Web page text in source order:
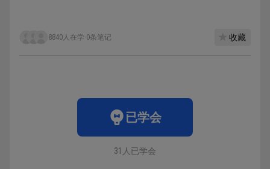
8840人在学·0条笔记 收藏
已学会
31人已学会